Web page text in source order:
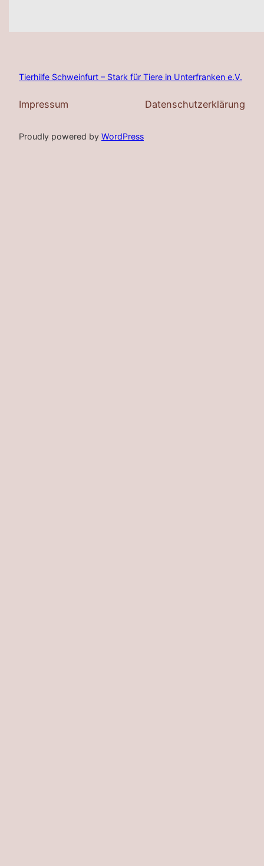
Tierhilfe Schweinfurt – Stark für Tiere in Unterfranken e.V.
Impressum Datenschutzerklärung
Proudly powered by WordPress